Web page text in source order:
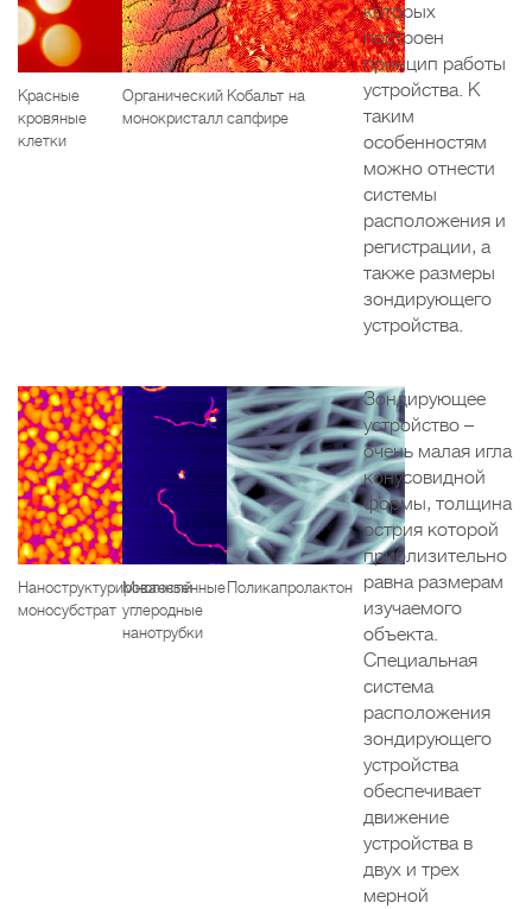
Красные
кровяные
клетки
Органический
монокристалл
Кобальт на
сапфире
которых
построен
принцип работы
устройства. К
таким
особенностям
можно отнести
системы
расположения и
регистрации, а
также размеры
зондирующего
устройства.
Наноструктурированный
моносубстрат
Многостенные
углеродные
нанотрубки
Поликапролактон
Зондирующее
устройство –
очень малая игла
конусовидной
формы, толщина
острия которой
приблизительно
равна размерам
изучаемого
объекта.
Специальная
система
расположения
зондирующего
устройства
обеспечивает
движение
устройства в
двух и трех
мерной